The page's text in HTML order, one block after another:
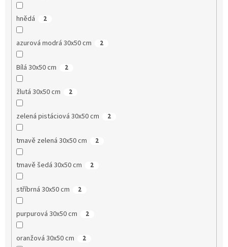
hnědá 2
azurová modrá 30x50 cm 2
Bílá 30x50 cm 2
žlutá 30x50 cm 2
zelená pistáciová 30x50 cm 2
tmavě zelená 30x50 cm 2
tmavě šedá 30x50 cm 2
stříbrná 30x50 cm 2
purpurová 30x50 cm 2
oranžová 30x50 cm 2